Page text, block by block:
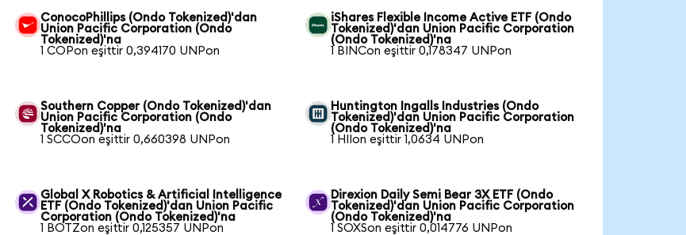
ConocoPhillips (Ondo Tokenized)'dan
Union Pacific Corporation (Ondo
Tokenized)'na
1 COPon eşittir 0,394170 UNPon
iShares Flexible Income Active ETF (Ondo
Tokenized)'dan Union Pacific Corporation
(Ondo Tokenized)'na
1 BINCon eşittir 0,178347 UNPon
Southern Copper (Ondo Tokenized)'dan
Union Pacific Corporation (Ondo
Tokenized)'na
1 SCCOon eşittir 0,660398 UNPon
Huntington Ingalls Industries (Ondo
Tokenized)'dan Union Pacific Corporation
(Ondo Tokenized)'na
1 HIIon eşittir 1,0634 UNPon
Global X Robotics & Artificial Intelligence
ETF (Ondo Tokenized)'dan Union Pacific
Corporation (Ondo Tokenized)'na
1 BOTZon eşittir 0,125357 UNPon
Direxion Daily Semi Bear 3X ETF (Ondo
Tokenized)'dan Union Pacific Corporation
(Ondo Tokenized)'na
1 SOXSon eşittir 0,014776 UNPon